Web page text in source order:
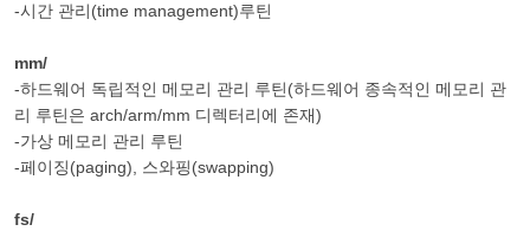
-시간 관리(time management)루틴
mm/
-하드웨어 독립적인 메모리 관리 루틴(하드웨어 종속적인 메모리 관
리 루틴은 arch/arm/mm 디렉터리에 존재)
-가상 메모리 관리 루틴
-페이징(paging), 스와핑(swapping)
fs/